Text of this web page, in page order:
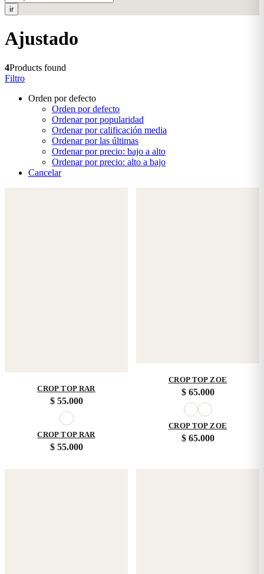
ir
Ajustado
4Products found
Filtro
Orden por defecto
Orden por defecto
Ordenar por popularidad
Ordenar por calificación media
Ordenar por las últimas
Ordenar por precio: bajo a alto
Ordenar por precio: alto a bajo
Cancelar
CROP TOP RAR
$55.000
CROP TOP RAR
$55.000
CROP TOP ZOE
$65.000
CROP TOP ZOE
$65.000